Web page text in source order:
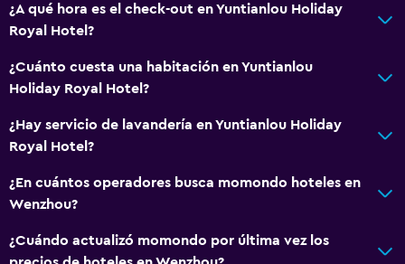
¿A qué hora es el check-out en Yuntianlou Holiday
Royal Hotel?
¿Cuánto cuesta una habitación en Yuntianlou
Holiday Royal Hotel?
¿Hay servicio de lavandería en Yuntianlou Holiday
Royal Hotel?
¿En cuántos operadores busca momondo hoteles en
Wenzhou?
¿Cuándo actualizó momondo por última vez los